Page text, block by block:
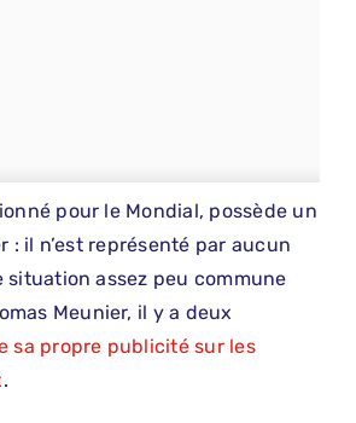
pour le Mondial, possède un
il n’est représenté par aucun
situation assez peu commune
Meunier, il y a deux
sa propre publicité sur les
.